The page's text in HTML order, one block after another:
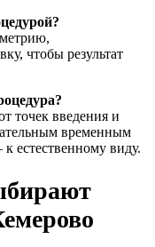
чтобы результат
точек введения и
временным
естественному виду.